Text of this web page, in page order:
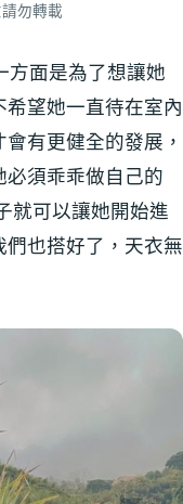
勿轉載
方面是為了想讓她
望她一直待在室內
有更健全的發展，
須乖乖做自己的
就可以讓她開始進
們也搭好了，天衣無